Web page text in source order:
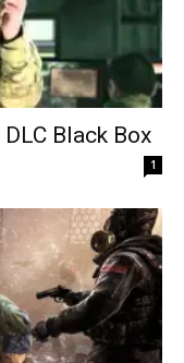
Black Box
1